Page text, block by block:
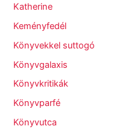
Katherine
Keményfedél
Könyvekkel suttogó
Könyvgalaxis
Könyvkritikák
Könyvparfé
Könyvutca